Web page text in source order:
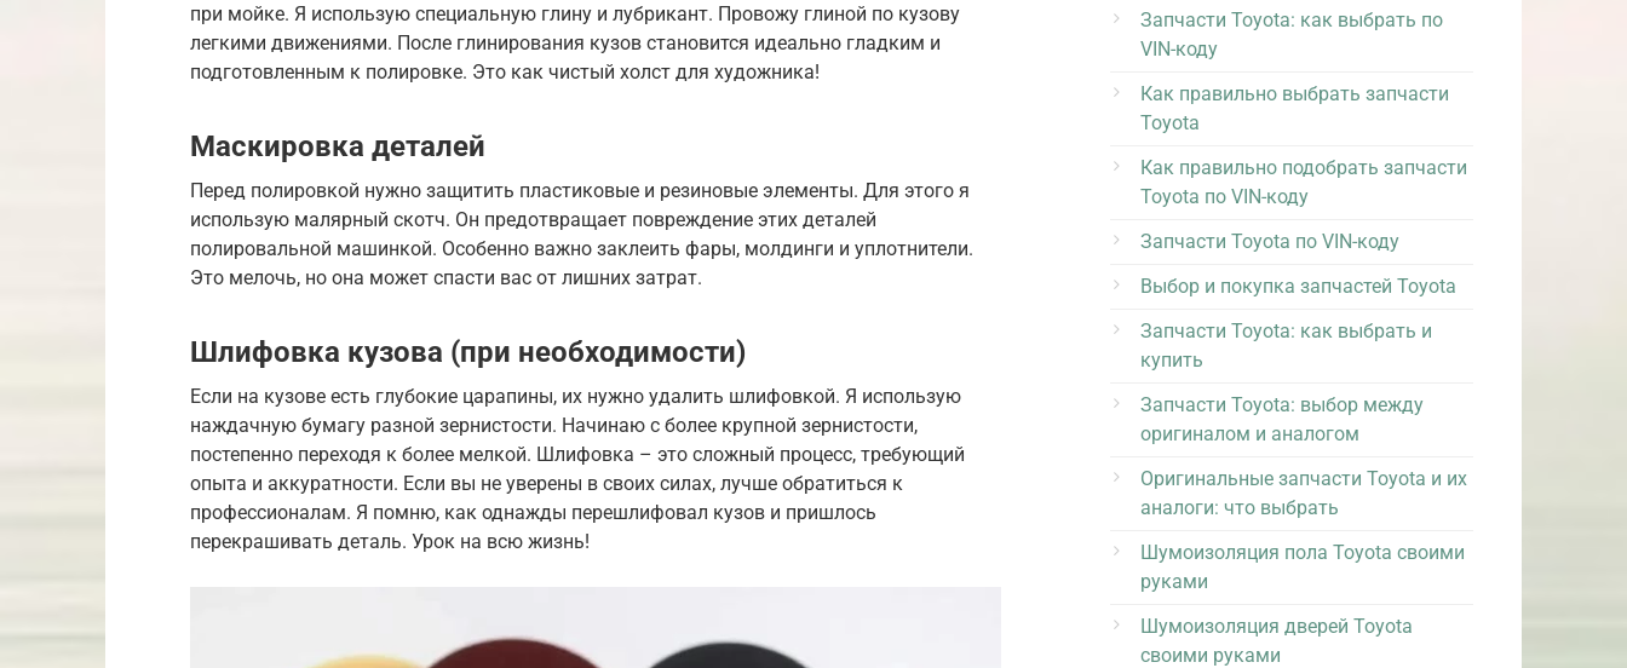
при мойке. Я использую специальную глину и лубрикант. Провожу глиной по кузову
легкими движениями. После глинирования кузов становится идеально гладким и
подготовленным к полировке. Это как чистый холст для художника!
Маскировка деталей
Перед полировкой нужно защитить пластиковые и резиновые элементы. Для этого я
использую малярный скотч. Он предотвращает повреждение этих деталей
полировальной машинкой. Особенно важно заклеить фары, молдинги и уплотнители.
Это мелочь, но она может спасти вас от лишних затрат.
Шлифовка кузова (при необходимости)
Если на кузове есть глубокие царапины, их нужно удалить шлифовкой. Я использую
наждачную бумагу разной зернистости. Начинаю с более крупной зернистости,
постепенно переходя к более мелкой. Шлифовка – это сложный процесс, требующий
опыта и аккуратности. Если вы не уверены в своих силах, лучше обратиться к
профессионалам. Я помню, как однажды перешлифовал кузов и пришлось
перекрашивать деталь. Урок на всю жизнь!
Запчасти Toyota: как выбрать по
VIN-коду
Как правильно выбрать запчасти
Toyota
Как правильно подобрать запчасти
Toyota по VIN-коду
Запчасти Toyota по VIN-коду
Выбор и покупка запчастей Toyota
Запчасти Toyota: как выбрать и
купить
Запчасти Toyota: выбор между
оригиналом и аналогом
Оригинальные запчасти Toyota и их
аналоги: что выбрать
Шумоизоляция пола Toyota своими
руками
Шумоизоляция дверей Toyota
своими руками